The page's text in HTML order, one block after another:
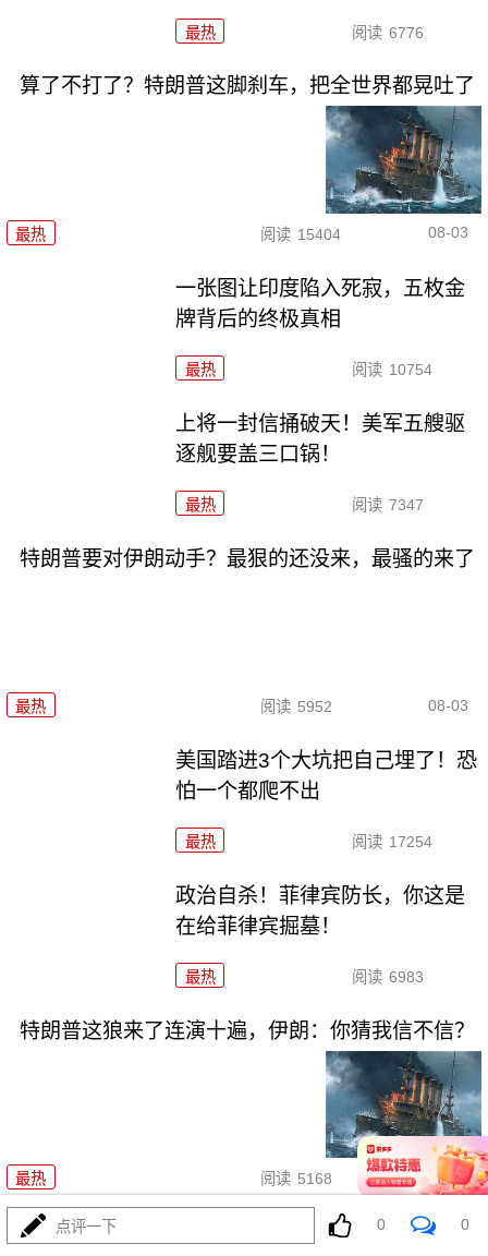
最热 阅读 6776
算了不打了？特朗普这脚刹车，把全世界都晃吐了
最热 阅读 15404 08-03
一张图让印度陷入死寂，五枚金
牌背后的终极真相
最热 阅读 10754
上将一封信捅破天！美军五艘驱
逐舰要盖三口锅！
最热 阅读 7347
特朗普要对伊朗动手？最狠的还没来，最骚的来了
最热 阅读 5952 08-03
美国踏进3个大坑把自己埋了！恐
怕一个都爬不出
最热 阅读 17254
政治自杀！菲律宾防长，你这是
在给菲律宾掘墓！
最热 阅读 6983
特朗普这狼来了连演十遍，伊朗：你猜我信不信？
最热 阅读 5168 08-03
高市早苗又作妖！特高课卷土重
点评一下 0 0